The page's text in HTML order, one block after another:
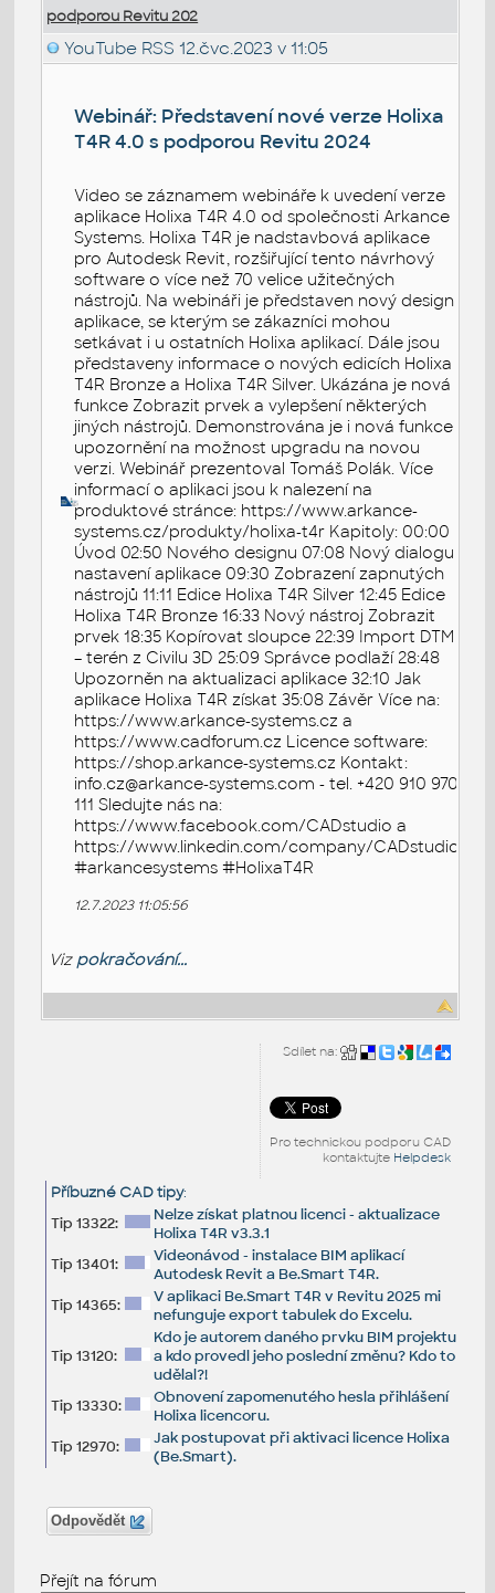
podporou Revitu 202
YouTube RSS 12.čvc.2023 v 11:05
Webinář: Představení nové verze Holixa
T4R 4.0 s podporou Revitu 2024
Video se záznamem webináře k uvedení verze
aplikace Holixa T4R 4.0 od společnosti Arkance
Systems. Holixa T4R je nadstavbová aplikace
pro Autodesk Revit, rozšiřující tento návrhový
software o více než 70 velice užitečných
nástrojů. Na webináři je představen nový design
aplikace, se kterým se zákazníci mohou
setkávat i u ostatních Holixa aplikací. Dále jsou
představeny informace o nových edicích Holixa
T4R Bronze a Holixa T4R Silver. Ukázána je nová
funkce Zobrazit prvek a vylepšení některých
jiných nástrojů. Demonstrována je i nová funkce
upozornění na možnost upgradu na novou
verzi. Webinář prezentoval Tomáš Polák. Více
informací o aplikaci jsou k nalezení na
produktové stránce: https://www.arkance-
systems.cz/produkty/holixa-t4r Kapitoly: 00:00
Úvod 02:50 Nového designu 07:08 Nový dialogu
nastavení aplikace 09:30 Zobrazení zapnutých
nástrojů 11:11 Edice Holixa T4R Silver 12:45 Edice
Holixa T4R Bronze 16:33 Nový nástroj Zobrazit
prvek 18:35 Kopírovat sloupce 22:39 Import DTM
– terén z Civilu 3D 25:09 Správce podlaží 28:48
Upozorněn na aktualizaci aplikace 32:10 Jak
aplikace Holixa T4R získat 35:08 Závěr Více na:
https://www.arkance-systems.cz a
https://www.cadforum.cz Licence software:
https://shop.arkance-systems.cz Kontakt:
info.cz@arkance-systems.com - tel. +420 910 970
111 Sledujte nás na:
https://www.facebook.com/CADstudio a
https://www.linkedin.com/company/CADstudio
#arkancesystems #HolixaT4R
12.7.2023 11:05:56
Viz pokračování...
Sdílet na:
Pro technickou podporu CAD
kontaktujte Helpdesk
Příbuzné CAD tipy:
Tip 13322:
Nelze získat platnou licenci - aktualizace
Holixa T4R v3.3.1
Tip 13401:
Videonávod - instalace BIM aplikací
Autodesk Revit a Be.Smart T4R.
Tip 14365:
V aplikaci Be.Smart T4R v Revitu 2025 mi
nefunguje export tabulek do Excelu.
Tip 13120:
Kdo je autorem daného prvku BIM projektu
a kdo provedl jeho poslední změnu? Kdo to
udělal?!
Tip 13330:
Obnovení zapomenutého hesla přihlášení
Holixa licencoru.
Tip 12970:
Jak postupovat při aktivaci licence Holixa
(Be.Smart).
Odpovědět
Přejít na fórum